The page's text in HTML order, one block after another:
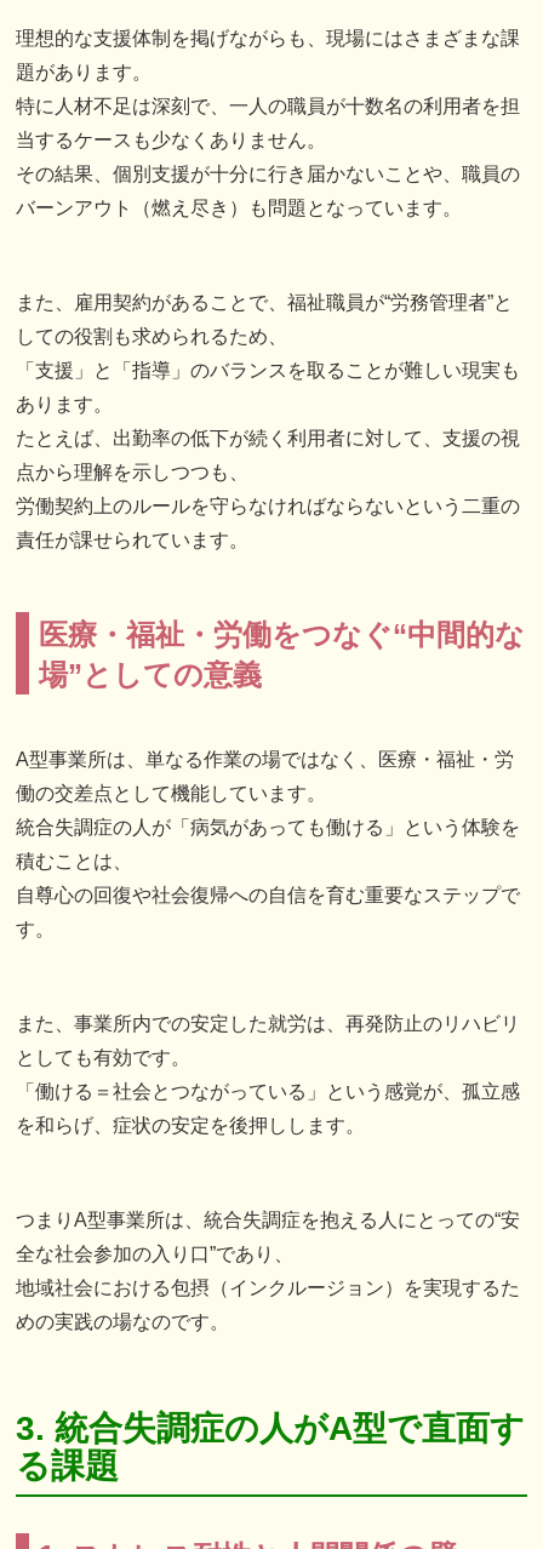
理想的な支援体制を掲げながらも、現場にはさまざまな課
題があります。
特に人材不足は深刻で、一人の職員が十数名の利用者を担
当するケースも少なくありません。
その結果、個別支援が十分に行き届かないことや、職員の
バーンアウト（燃え尽き）も問題となっています。
また、雇用契約があることで、福祉職員が“労務管理者”と
しての役割も求められるため、
「支援」と「指導」のバランスを取ることが難しい現実も
あります。
たとえば、出勤率の低下が続く利用者に対して、支援の視
点から理解を示しつつも、
労働契約上のルールを守らなければならないという二重の
責任が課せられています。
医療・福祉・労働をつなぐ“中間的な
場”としての意義
A型事業所は、単なる作業の場ではなく、医療・福祉・労
働の交差点として機能しています。
統合失調症の人が「病気があっても働ける」という体験を
積むことは、
自尊心の回復や社会復帰への自信を育む重要なステップで
す。
また、事業所内での安定した就労は、再発防止のリハビリ
としても有効です。
「働ける＝社会とつながっている」という感覚が、孤立感
を和らげ、症状の安定を後押しします。
つまりA型事業所は、統合失調症を抱える人にとっての“安
全な社会参加の入り口”であり、
地域社会における包摂（インクルージョン）を実現するた
めの実践の場なのです。
3. 統合失調症の人がA型で直面す
る課題